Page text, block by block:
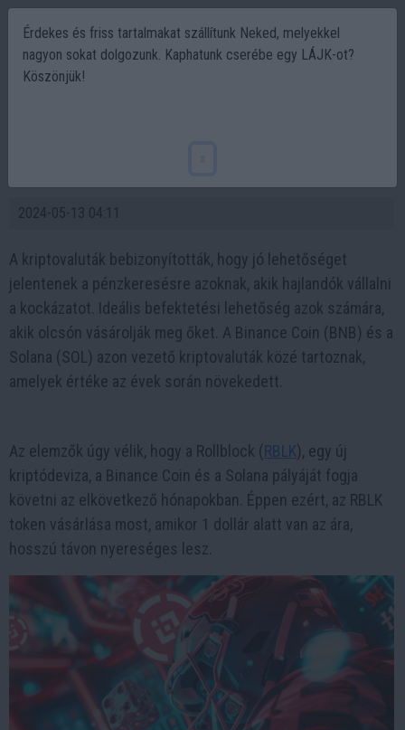
2024-05-13 04:11
A kriptovaluták bebizonyították, hogy jó lehetőséget
jelentenek a pénzkeresésre azoknak, akik hajlandók vállalni
a kockázatot. Ideális befektetési lehetőség azok számára,
akik olcsón vásárolják meg őket. A Binance Coin (BNB) és a
Solana (SOL) azon vezető kriptovaluták közé tartoznak,
amelyek értéke az évek során növekedett.
Az elemzők úgy vélik, hogy a Rollblock (RBLK), egy új
kriptódeviza, a Binance Coin és a Solana pályáját fogja
követni az elkövetkező hónapokban. Éppen ezért, az RBLK
token vásárlása most, amikor 1 dollár alatt van az ára,
hosszú távon nyereséges lesz.
Érdekes és friss tartalmakat szállítunk Neked, melyekkel
nagyon sokat dolgozunk. Kaphatunk cserébe egy LÁJK-ot?
Köszönjük!